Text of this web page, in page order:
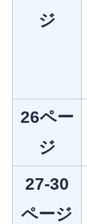
ジ
26ペー
ジ
27-30
ページ